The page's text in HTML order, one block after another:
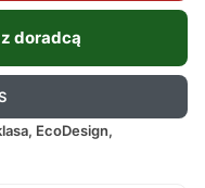
doradcą
EcoDesign,